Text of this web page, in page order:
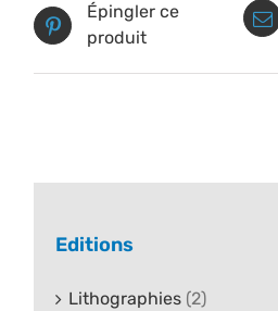
Épingler ce
produit
Editions
Lithographies (2)